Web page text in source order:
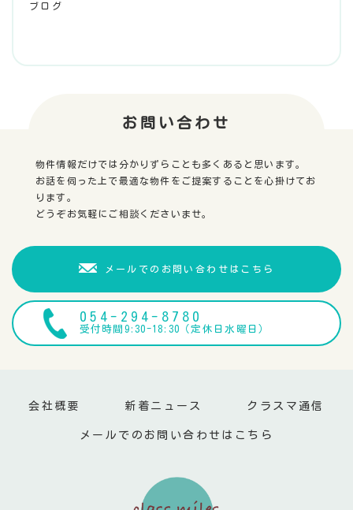
ブログ
お問い合わせ
物件情報だけでは分かりずらことも多くあると思います。
お話を伺った上で最適な物件をご提案することを心掛けてお
ります。
どうぞお気軽にご相談くださいませ。
メールでのお問い合わせはこちら
054-294-8780
受付時間9:30-18:30（定休日水曜日）
会社概要 新着ニュース クラスマ通信
メールでのお問い合わせはこちら